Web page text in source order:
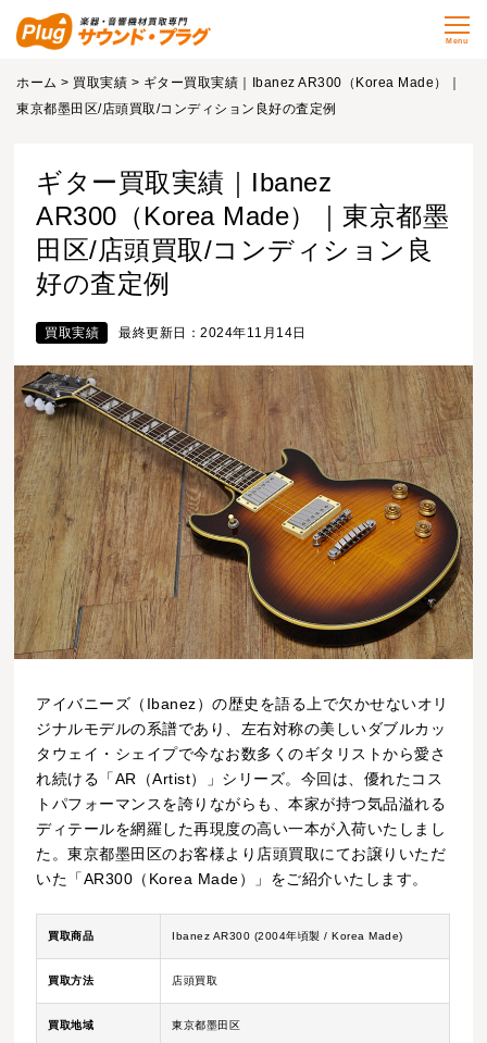
Menu
ホーム > 買取実績 > ギター買取実績｜Ibanez AR300（Korea Made）｜
東京都墨田区/店頭買取/コンディション良好の査定例
ギター買取実績｜Ibanez
AR300（Korea Made）｜東京都墨
田区/店頭買取/コンディション良
好の査定例
買取実績 最終更新日：2024年11月14日
アイバニーズ（Ibanez）の歴史を語る上で欠かせないオリ
ジナルモデルの系譜であり、左右対称の美しいダブルカッ
タウェイ・シェイプで今なお数多くのギタリストから愛さ
れ続ける「AR（Artist）」シリーズ。今回は、優れたコス
トパフォーマンスを誇りながらも、本家が持つ気品溢れる
ディテールを網羅した再現度の高い一本が入荷いたしまし
た。東京都墨田区のお客様より店頭買取にてお譲りいただ
いた「AR300（Korea Made）」をご紹介いたします。
買取商品 Ibanez AR300 (2004年頃製 / Korea Made)
買取方法 店頭買取
買取地域 東京都墨田区